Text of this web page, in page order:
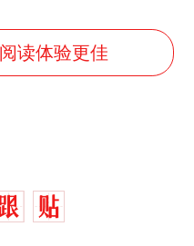
读体验更佳